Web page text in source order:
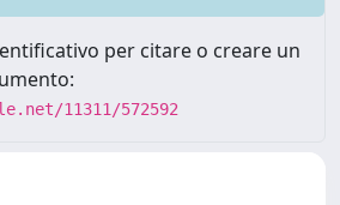
per citare o creare un
11311/572592